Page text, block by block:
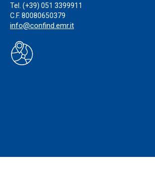
Tel. (+39) 051 3399911
C.F. 80080650379
info@confind.emr.it